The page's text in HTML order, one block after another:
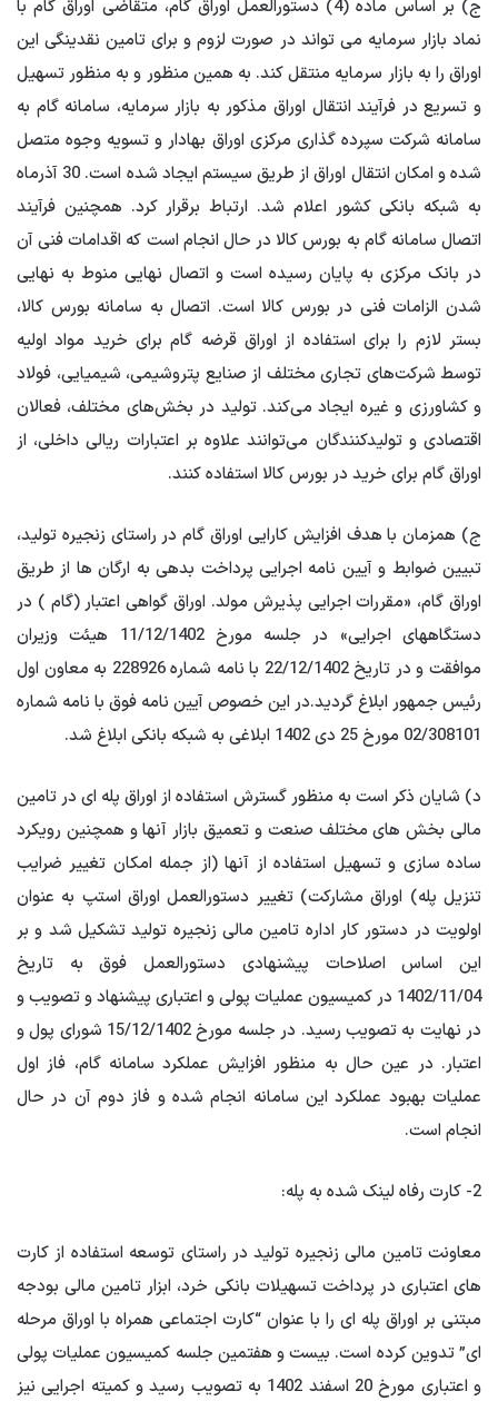
ج) بر اساس ماده (4) دستورالعمل اوراق گام، متقاضی اوراق گام با
نماد بازار سرمایه می تواند در صورت لزوم و برای تامین نقدینگی این
اوراق را به بازار سرمایه منتقل کند. به همین منظور و به منظور تسهیل
و تسریع در فرآیند انتقال اوراق مذکور به بازار سرمایه، سامانه گام به
سامانه شرکت سپرده گذاری مرکزی اوراق بهادار و تسویه وجوه متصل
شده و امکان انتقال اوراق از طریق سیستم ایجاد شده است. 30 آذرماه
به شبکه بانکی کشور اعلام شد. ارتباط برقرار کرد. همچنین فرآیند
اتصال سامانه گام به بورس کالا در حال انجام است که اقدامات فنی آن
در بانک مرکزی به پایان رسیده است و اتصال نهایی منوط به نهایی
شدن الزامات فنی در بورس کالا است. اتصال به سامانه بورس کالا،
بستر لازم را برای استفاده از اوراق قرضه گام برای خرید مواد اولیه
توسط شرکت‌های تجاری مختلف از صنایع پتروشیمی، شیمیایی، فولاد
و کشاورزی و غیره ایجاد می‌کند. تولید در بخش‌های مختلف، فعالان
اقتصادی و تولیدکنندگان می‌توانند علاوه بر اعتبارات ریالی داخلی، از
اوراق گام برای خرید در بورس کالا استفاده کنند.
ج) همزمان با هدف افزایش کارایی اوراق گام در راستای زنجیره تولید،
تبیین ضوابط و آیین نامه اجرایی پرداخت بدهی به ارگان ها از طریق
اوراق گام، «مقررات اجرایی پذیرش مولد. اوراق گواهی اعتبار (گام ) در
دستگاههای اجرایی» در جلسه مورخ 11/12/1402 هیئت وزیران
موافقت و در تاریخ 22/12/1402 با نامه شماره 228926 به معاون اول
رئیس جمهور ابلاغ گردید.در این خصوص آیین نامه فوق با نامه شماره
02/308101 مورخ 25 دی 1402 ابلاغی به شبکه بانکی ابلاغ شد.
د) شایان ذکر است به منظور گسترش استفاده از اوراق پله ای در تامین
مالی بخش های مختلف صنعت و تعمیق بازار آنها و همچنین رویکرد
ساده سازی و تسهیل استفاده از آنها (از جمله امکان تغییر ضرایب
تنزیل پله) اوراق مشارکت) تغییر دستورالعمل اوراق استپ به عنوان
اولویت در دستور کار اداره تامین مالی زنجیره تولید تشکیل شد و بر
این اساس اصلاحات پیشنهادی دستورالعمل فوق به تاریخ
1402/11/04 در کمیسیون عملیات پولی و اعتباری پیشنهاد و تصویب و
در نهایت به تصویب رسید. در جلسه مورخ 15/12/1402 شورای پول و
اعتبار. در عین حال به منظور افزایش عملکرد سامانه گام، فاز اول
عملیات بهبود عملکرد این سامانه انجام شده و فاز دوم آن در حال
انجام است.
2- کارت رفاه لینک شده به پله:
معاونت تامین مالی زنجیره تولید در راستای توسعه استفاده از کارت
های اعتباری در پرداخت تسهیلات بانکی خرد، ابزار تامین مالی بودجه
مبتنی بر اوراق پله ای را با عنوان “کارت اجتماعی همراه با اوراق مرحله
ای” تدوین کرده است. بیست و هفتمین جلسه کمیسیون عملیات پولی
و اعتباری مورخ 20 اسفند 1402 به تصویب رسید و کمیته اجرایی نیز